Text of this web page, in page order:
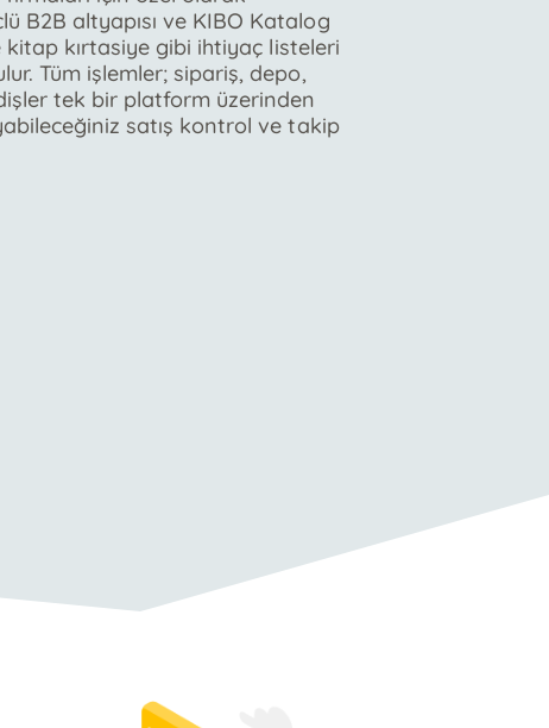
B2B altyapısı ve KIBO Katalog
kırtasiye gibi ihtiyaç listeleri
Tüm işlemler; sipariş, depo,
tek bir platform üzerinden
satış kontrol ve takip